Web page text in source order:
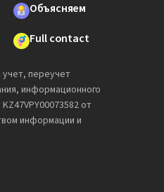
Объясняем
Full contact
переучет
информационного
от
информации и